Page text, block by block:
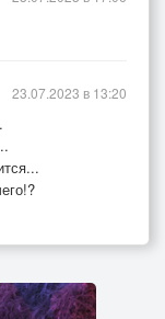
23.07.2023 в 13:20